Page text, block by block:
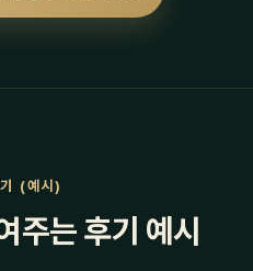
(예시)
주는 후기 예시